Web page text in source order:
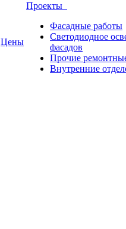
Цены
Проекты
Фасадные работы
Светодиодное
фасадов
Прочие
Внутренние